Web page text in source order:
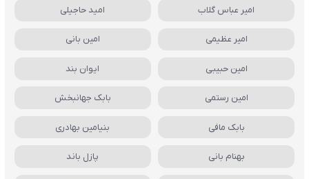
امیر عباس گلاب امید حاجیلی
امیر عظیمی امین بانی
امین حبیبی ایوان بند
امین رستمی بابک جهانبخش
بابک مافی بنیامین بهادری
بهنام بانی پازل باند